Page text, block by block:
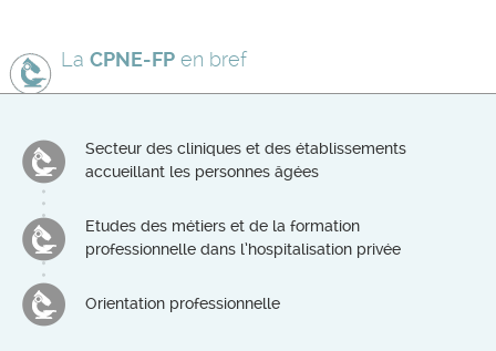
La CPNE-FP en bref
Secteur des cliniques et des établissements
accueillant les personnes âgées
Etudes des métiers et de la formation
professionnelle dans l’hospitalisation privée
Orientation professionnelle